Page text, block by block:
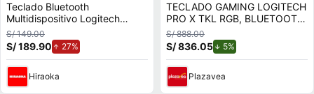
Teclado Bluetooth
Multidispositivo Logitech
Pebble Keys 2 K380s Blanco
S/ 149.00
S/ 189.90 27%
Hiraoka
TECLADO GAMING LOGITECH
PRO X TKL RGB, BLUETOOTH
USB 2.4GHZ, QWERTY COLOR
NEGRO P/N: 920-012127
S/ 888.00
S/ 836.05 5%
Plazavea